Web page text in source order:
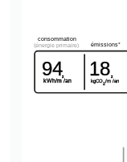
consommation
(énergie primaire)
94
kWh/m²/an
émissions*
18
kgCO2/m²/an